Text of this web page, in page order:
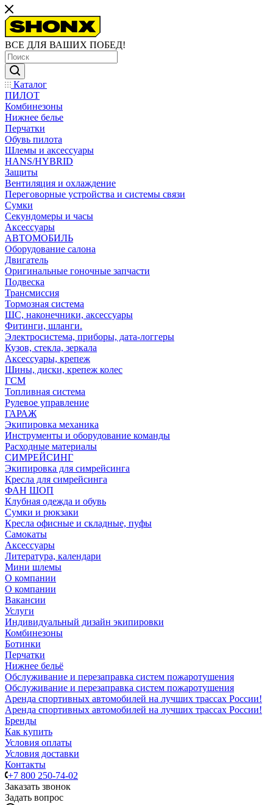
ВСЕ ДЛЯ ВАШИХ ПОБЕД!
Каталог
ПИЛОТ
Комбинезоны
Нижнее белье
Перчатки
Обувь пилота
Шлемы и аксессуары
HANS/HYBRID
Защиты
Вентиляция и охлаждение
Переговорные устройства и системы связи
Сумки
Секундомеры и часы
Аксессуары
АВТОМОБИЛЬ
Оборудование салона
Двигатель
Оригинальные гоночные запчасти
Подвеска
Трансмиссия
Тормозная система
ШС, наконечники, аксессуары
Фитинги, шланги.
Электросистема, приборы, дата-логгеры
Кузов, стекла, зеркала
Аксессуары, крепеж
Шины, диски, крепеж колес
ГСМ
Топливная система
Рулевое управление
ГАРАЖ
Экипировка механика
Инструменты и оборудование команды
Расходные материалы
СИМРЕЙСИНГ
Экипировка для симрейсинга
Кресла для симрейсинга
ФАН ШОП
Клубная одежда и обувь
Сумки и рюкзаки
Кресла офисные и складные, пуфы
Самокаты
Аксессуары
Литература, календари
Мини шлемы
О компании
О компании
Вакансии
Услуги
Индивидуальный дизайн экипировки
Комбинезоны
Ботинки
Перчатки
Нижнее бельё
Обслуживание и перезаправка систем пожаротушения
Обслуживание и перезаправка систем пожаротушения
Аренда спортивных автомобилей на лучших трассах России!
Аренда спортивных автомобилей на лучших трассах России!
Бренды
Как купить
Условия оплаты
Условия доставки
Контакты
+7 800 250-74-02
Заказать звонок
Задать вопрос